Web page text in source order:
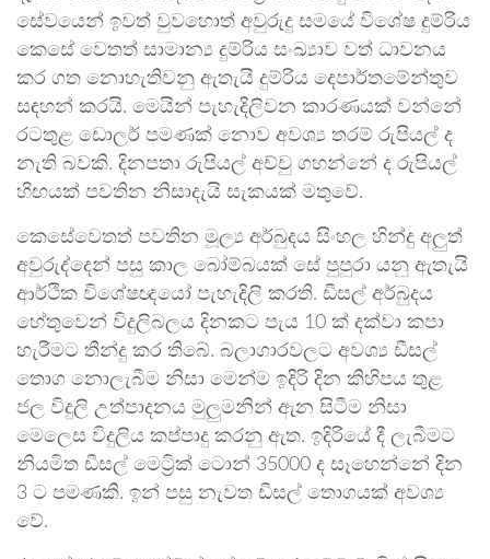
සේවයෙන් ඉවත් වුවහොත් අවුරුදු සමයේ විශේෂ දුම්රිය
කෙසේ වෙතත් සාමාන්‍ය දුම්රිය සංඛ්‍යාව වත් ධාවනය
කර ගත නොහැතිවනු ඇතැයි දුම්රිය දෙපාර්තමේන්තුව
සඳහන් කරයි. මෙයින් පැහැදිලිවන කාරණයක් වන්නේ
රටතුළ ඩොලර් පමණක් නොව අවශ්‍ය තරම් රුපියල් ද
නැති බවකි. දිනපතා රුපියල් අච්චු ගහන්නේ ද රුපියල්
හිඟයක් පවතින නිසාදැයි සැකයක් මතුවේ.
කෙසේවෙතත් පවතින මූල්‍ය අර්බුදය සිංහල හින්දු අලුත්
අවුරුද්දෙන් පසු කාල බෝම්බයක් සේ පුපුරා යනු ඇතැයි
ආර්ථික විශේෂඥයෝ පැහැදිලි කරති. ඩීසල් අර්බුදය
හේතුවෙන් විදුලිබලය දිනකට පැය 10 ක් දක්වා කපා
හැරීමට තීන්දු කර තිබේ. බලාගාරවලට අවශ්‍ය ඩීසල්
තොග නොලැබීම නිසා මෙන්ම ඉදිරි දින කිහිපය තුළ
ජල විදුලි උත්පාදනය මුලුමනින් ඇන සිටීම නිසා
මෙලෙස විදුලිය කප්පාදු කරනු ඇත. ඉදිරියේ දී ලැබීමට
නියමිත ඩීසල් මෙට්‍රික් ටොන් 35000 ද සෑහෙන්නේ දින
3 ට පමණකි. ඉන් පසු නැවත ඩීසල් තොගයක් අවශ්‍ය
වේ.